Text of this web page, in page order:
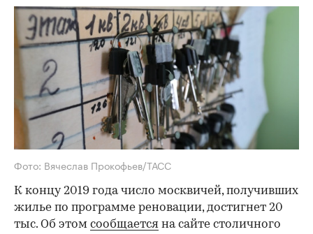
Фото: Вячеслав Прокофьев/ТАСС
К концу 2019 года число москвичей, получивших
жилье по программе реновации, достигнет 20
тыс. Об этом сообщается на сайте столичного